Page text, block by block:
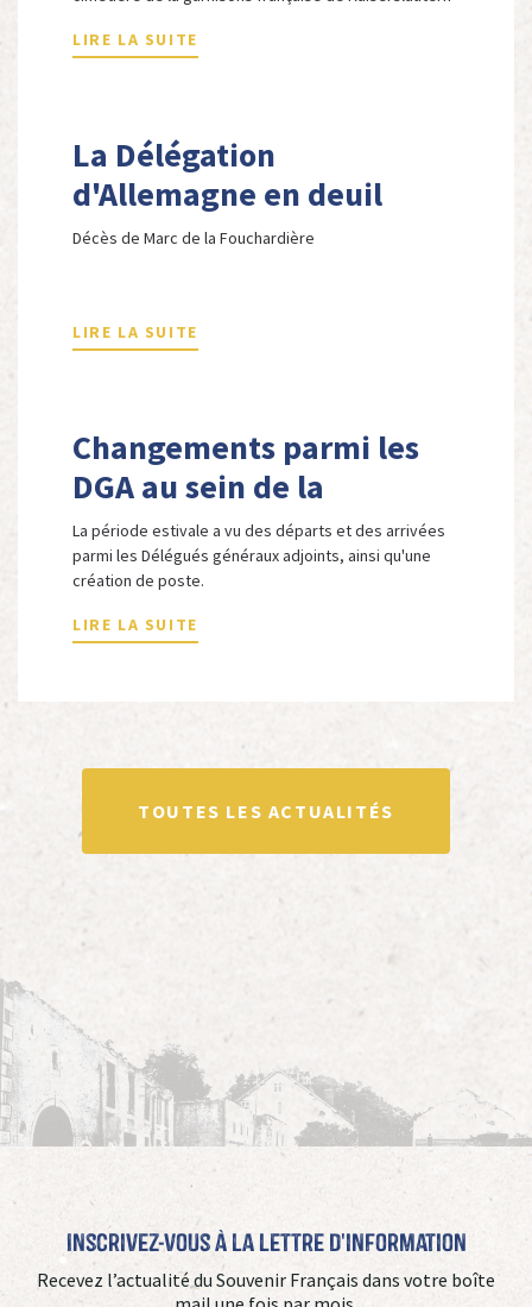
Kaiserslautern
permis d'inaugurer la plaque commémorative
LIRE LA SUITE
La Délégation
d'Allemagne en deuil
Décès de Marc de la Fouchardière
LIRE LA SUITE
Changements parmi les
DGA au sein de la
Délégation d'Allemagne
La période estivale a vu des départs et des arrivées
parmi les Délégués généraux adjoints, ainsi qu'une
création de poste.
LIRE LA SUITE
TOUTES LES ACTUALITÉS
Inscrivez-vous à la Lettre d'information
Recevez l’actualité du Souvenir Français dans votre boîte